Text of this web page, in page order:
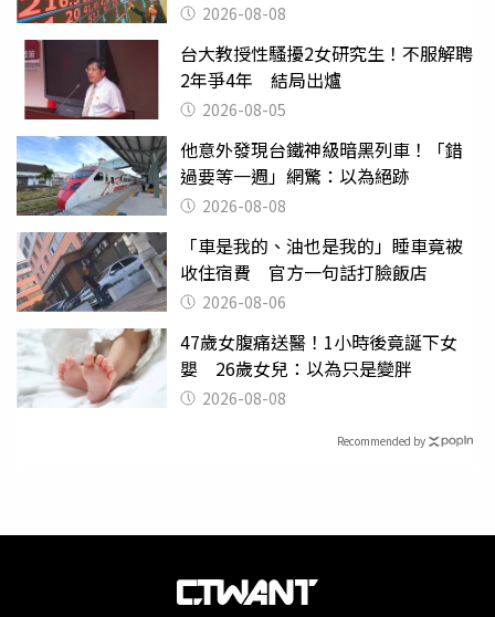
2026-08-08
台大教授性騷擾2女研究生！不服解聘
2年爭4年 結局出爐
2026-08-05
他意外發現台鐵神級暗黑列車！「錯
過要等一週」網驚：以為絕跡
2026-08-08
「車是我的、油也是我的」睡車竟被
收住宿費 官方一句話打臉飯店
2026-08-06
47歲女腹痛送醫！1小時後竟誕下女
嬰 26歲女兒：以為只是變胖
2026-08-08
Recommended by